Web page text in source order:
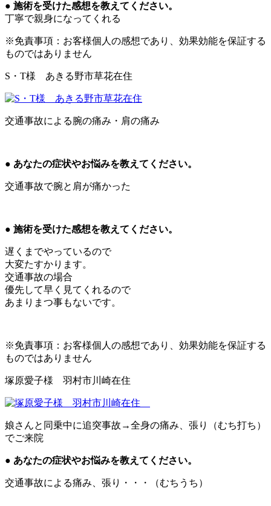
● 施術を受けた感想を教えてください。
丁寧で親身になってくれる
※免責事項：お客様個人の感想であり、効果効能を保証する
ものではありません
S・T様 あきる野市草花在住
交通事故による腕の痛み・肩の痛み
● あなたの症状やお悩みを教えてください。
交通事故で腕と肩が痛かった
● 施術を受けた感想を教えてください。
遅くまでやっているので
大変たすかります。
交通事故の場合
優先して早く見てくれるので
あまりまつ事もないです。
※免責事項：お客様個人の感想であり、効果効能を保証する
ものではありません
塚原愛子様 羽村市川崎在住
娘さんと同乗中に追突事故→全身の痛み、張り（むち打ち）
でご来院
● あなたの症状やお悩みを教えてください。
交通事故による痛み、張り・・・（むちうち）